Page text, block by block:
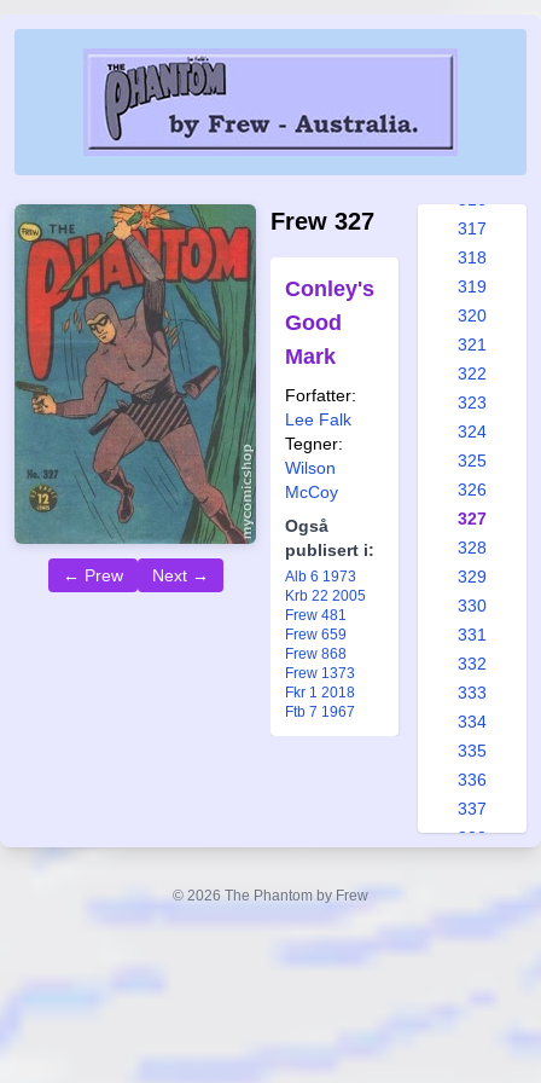
← Prew Next →
Frew 327
Conley's
Good
Mark
Forfatter:
Lee Falk
Tegner:
Wilson
McCoy
Også
publisert i:
Alb 6 1973
Krb 22 2005
Frew 481
Frew 659
Frew 868
Frew 1373
Fkr 1 2018
Ftb 7 1967
310
317
318
319
320
321
322
323
324
325
326
327
328
329
330
331
332
333
334
335
336
337
338
© 2026 The Phantom by Frew